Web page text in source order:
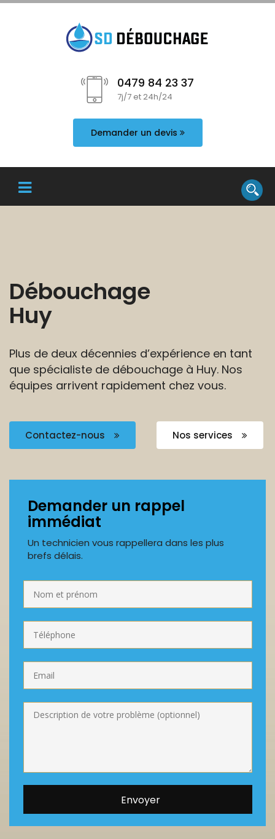
0479 84 23 37
7j/7 et 24h/24
Demander un devis
Débouchage
Huy
Plus de deux décennies d’expérience en tant
que spécialiste de débouchage à Huy. Nos
équipes arrivent rapidement chez vous.
Contactez-nous Nos services
Demander un rappel
immédiat
Un technicien vous rappellera dans les plus
brefs délais.